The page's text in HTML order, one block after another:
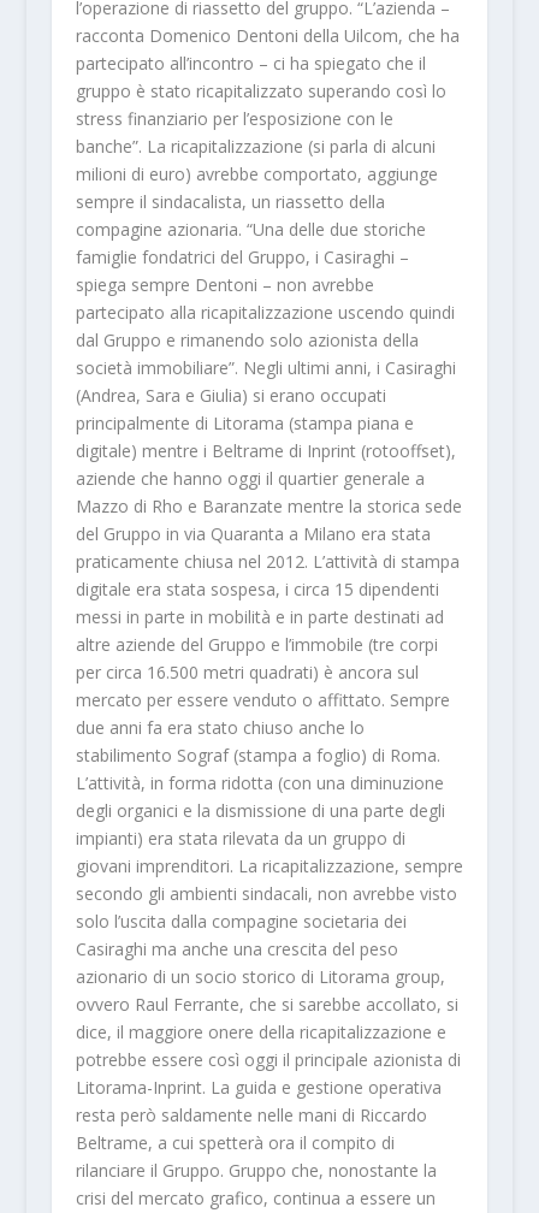
l’operazione di riassetto del gruppo. “L’azienda –
racconta Domenico Dentoni della Uilcom, che ha
partecipato all’incontro – ci ha spiegato che il
gruppo è stato ricapitalizzato superando così lo
stress finanziario per l’esposizione con le
banche”. La ricapitalizzazione (si parla di alcuni
milioni di euro) avrebbe comportato, aggiunge
sempre il sindacalista, un riassetto della
compagine azionaria. “Una delle due storiche
famiglie fondatrici del Gruppo, i Casiraghi –
spiega sempre Dentoni – non avrebbe
partecipato alla ricapitalizzazione uscendo quindi
dal Gruppo e rimanendo solo azionista della
società immobiliare”. Negli ultimi anni, i Casiraghi
(Andrea, Sara e Giulia) si erano occupati
principalmente di Litorama (stampa piana e
digitale) mentre i Beltrame di Inprint (rotooffset),
aziende che hanno oggi il quartier generale a
Mazzo di Rho e Baranzate mentre la storica sede
del Gruppo in via Quaranta a Milano era stata
praticamente chiusa nel 2012. L’attività di stampa
digitale era stata sospesa, i circa 15 dipendenti
messi in parte in mobilità e in parte destinati ad
altre aziende del Gruppo e l’immobile (tre corpi
per circa 16.500 metri quadrati) è ancora sul
mercato per essere venduto o affittato. Sempre
due anni fa era stato chiuso anche lo
stabilimento Sograf (stampa a foglio) di Roma.
L’attività, in forma ridotta (con una diminuzione
degli organici e la dismissione di una parte degli
impianti) era stata rilevata da un gruppo di
giovani imprenditori. La ricapitalizzazione, sempre
secondo gli ambienti sindacali, non avrebbe visto
solo l’uscita dalla compagine societaria dei
Casiraghi ma anche una crescita del peso
azionario di un socio storico di Litorama group,
ovvero Raul Ferrante, che si sarebbe accollato, si
dice, il maggiore onere della ricapitalizzazione e
potrebbe essere così oggi il principale azionista di
Litorama-Inprint. La guida e gestione operativa
resta però saldamente nelle mani di Riccardo
Beltrame, a cui spetterà ora il compito di
rilanciare il Gruppo. Gruppo che, nonostante la
crisi del mercato grafico, continua a essere un